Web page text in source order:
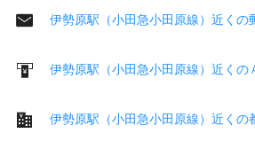
伊勢原駅（小田急小田原線）近くの
伊勢原駅（小田急小田原線）近くの
伊勢原駅（小田急小田原線）近くの